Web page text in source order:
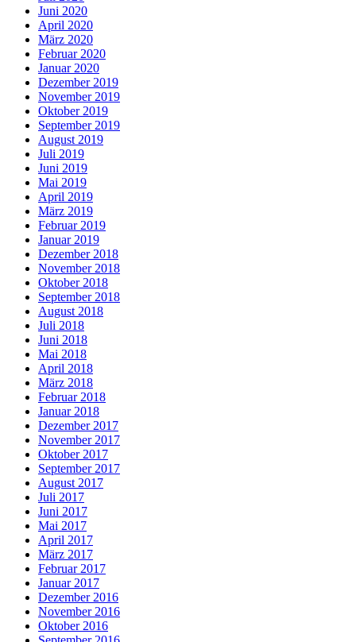
Juni 2020
April 2020
März 2020
Februar 2020
Januar 2020
Dezember 2019
November 2019
Oktober 2019
September 2019
August 2019
Juli 2019
Juni 2019
Mai 2019
April 2019
März 2019
Februar 2019
Januar 2019
Dezember 2018
November 2018
Oktober 2018
September 2018
August 2018
Juli 2018
Juni 2018
Mai 2018
April 2018
März 2018
Februar 2018
Januar 2018
Dezember 2017
November 2017
Oktober 2017
September 2017
August 2017
Juli 2017
Juni 2017
Mai 2017
April 2017
März 2017
Februar 2017
Januar 2017
Dezember 2016
November 2016
Oktober 2016